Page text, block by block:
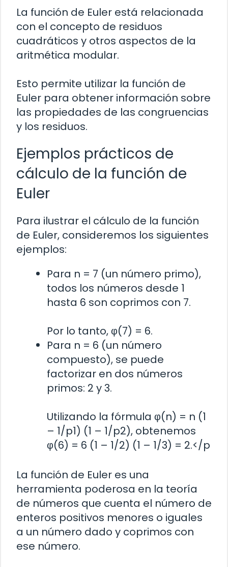
La función de Euler está relacionada
con el concepto de residuos
cuadráticos y otros aspectos de la
aritmética modular.
Esto permite utilizar la función de
Euler para obtener información sobre
las propiedades de las congruencias
y los residuos.
Ejemplos prácticos de
cálculo de la función de
Euler
Para ilustrar el cálculo de la función
de Euler, consideremos los siguientes
ejemplos:
Para n = 7 (un número primo),
todos los números desde 1
hasta 6 son coprimos con 7.
Por lo tanto, φ(7) = 6.
Para n = 6 (un número
compuesto), se puede
factorizar en dos números
primos: 2 y 3.
Utilizando la fórmula φ(n) = n (1
– 1/p1) (1 – 1/p2), obtenemos
φ(6) = 6 (1 – 1/2) (1 – 1/3) = 2.</p
La función de Euler es una
herramienta poderosa en la teoría
de números que cuenta el número de
enteros positivos menores o iguales
a un número dado y coprimos con
ese número.